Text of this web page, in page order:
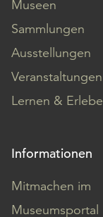
Museen
Sammlungen
Ausstellungen
Veranstaltungen
Lernen &
Informationen
Mitmachen im
Museumsportal